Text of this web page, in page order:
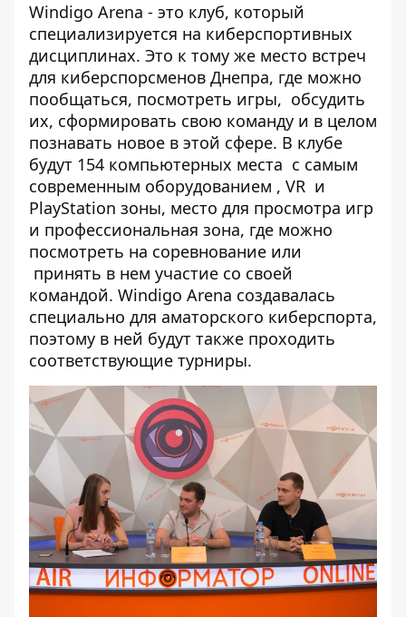
Windigo Arena - это клуб, который
специализируется на киберспортивных
дисциплинах. Это к тому же место встреч
для киберспорсменов Днепра, где можно
пообщаться, посмотреть игры, обсудить
их, сформировать свою команду и в целом
познавать новое в этой сфере. В клубе
будут 154 компьютерных места с самым
современным оборудованием , VR и
PlayStation зоны, место для просмотра игр
и профессиональная зона, где можно
посмотреть на соревнование или
принять в нем участие со своей
командой. Windigo Arena создавалась
специально для аматорского киберспорта,
поэтому в ней будут также проходить
соответствующие турниры.